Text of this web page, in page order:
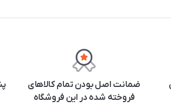
ضمانت اصل بودن تمام کالاهای
فروخته شده در این فروشگاه